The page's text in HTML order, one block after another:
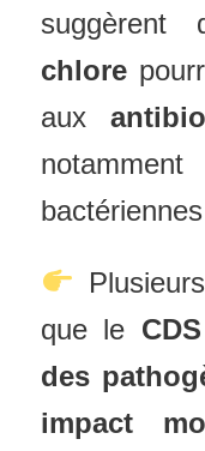
chlore
aux
que le
des
impact